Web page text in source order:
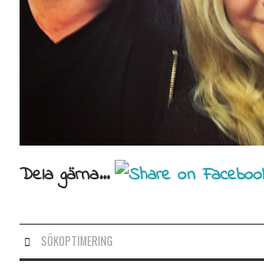
Dela gärna...
SÖKOPTIMERING